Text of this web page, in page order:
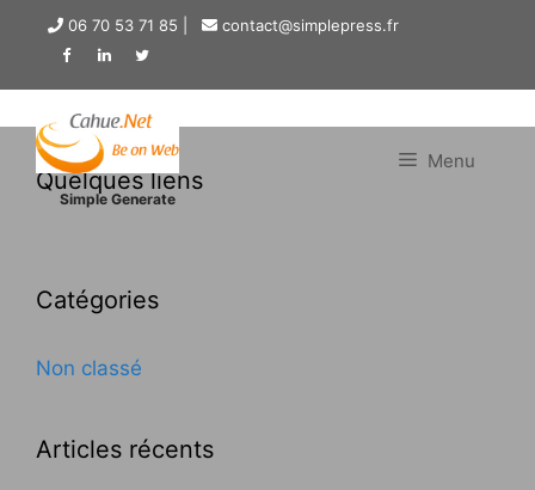
06 70 53 71 85 | contact@simplepress.fr
Simple Generate
Menu
Quelques liens
Catégories
Non classé
Articles récents